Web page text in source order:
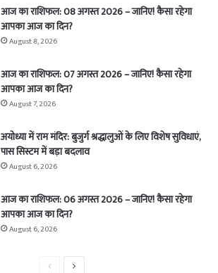
आज का राशिफल: 08 अगस्त 2026 – जानिए! कैसा रहेगा
आपका आज का दिन?
August 8, 2026
आज का राशिफल: 07 अगस्त 2026 – जानिए! कैसा रहेगा
आपका आज का दिन?
August 7, 2026
अयोध्या में राम मंदिर: बुजुर्ग श्रद्धालुओं के लिए विशेष सुविधाएं,
पास सिस्टम में बड़ा बदलाव
August 6, 2026
आज का राशिफल: 06 अगस्त 2026 – जानिए! कैसा रहेगा
आपका आज का दिन?
August 6, 2026
PreviousNext